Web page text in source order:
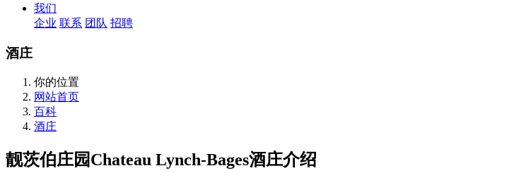
我们
企业 联系 团队 招聘
酒庄
你的位置
网站首页
百科
酒庄
靓茨伯庄园Chateau Lynch-Bages酒庄介绍